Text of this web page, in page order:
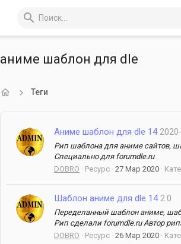
аниме шаблон для dle
Теги
Аниме шаблон для dle 14
Рип шаблона для аниме сайтов,
Специально для forumdle.ru
DOBRO
Ресурс 27 Мар 2020
Шаблон аниме для dle 14 2.0
Переделанный шаблон аниме,
Рип сделали forumdle.ru Автор
DOBRO
Ресурс 26 Мар 2020